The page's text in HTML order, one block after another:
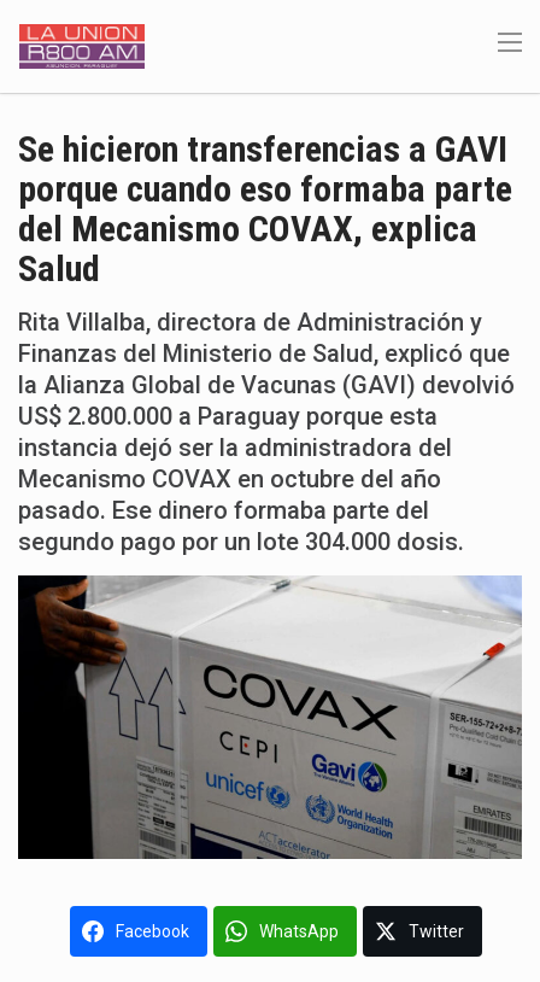
Se hicieron transferencias a GAVI
porque cuando eso formaba parte
del Mecanismo COVAX, explica
Salud
Rita Villalba, directora de Administración y
Finanzas del Ministerio de Salud, explicó que
la Alianza Global de Vacunas (GAVI) devolvió
US$ 2.800.000 a Paraguay porque esta
instancia dejó ser la administradora del
Mecanismo COVAX en octubre del año
pasado. Ese dinero formaba parte del
segundo pago por un lote 304.000 dosis.
Facebook WhatsApp Twitter